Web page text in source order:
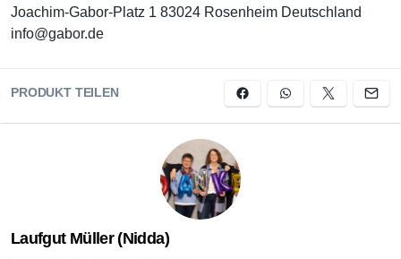
Joachim-Gabor-Platz 1 83024 Rosenheim Deutschland
info@gabor.de
PRODUKT TEILEN
Laufgut Müller (Nidda)